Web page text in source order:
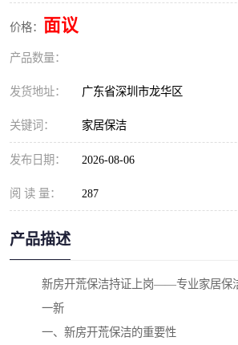
价格： 面议
产品数量：
发货地址： 广东省深圳市龙华区
关键词： 家居保洁
发布日期： 2026-08-06
阅 读 量： 287
产品描述
新房开荒保洁持证上岗——专业家居保
一新
一、新房开荒保洁的重要性